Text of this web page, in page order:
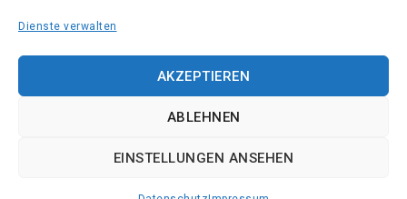
Dienste verwalten
AKZEPTIEREN
ABLEHNEN
EINSTELLUNGEN ANSEHEN
Cookies-Anpassen
Pflanzenversand24.de
Wieren 41, 25373 Ellerhoop